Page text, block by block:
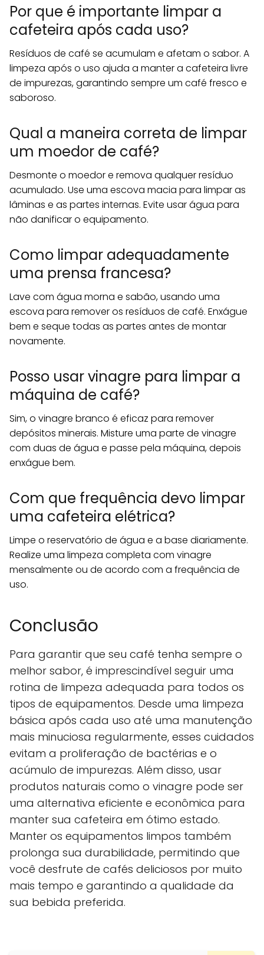
Por que é importante limpar a
cafeteira após cada uso?
Resíduos de café se acumulam e afetam o sabor. A
limpeza após o uso ajuda a manter a cafeteira livre
de impurezas, garantindo sempre um café fresco e
saboroso.
Qual a maneira correta de limpar
um moedor de café?
Desmonte o moedor e remova qualquer resíduo
acumulado. Use uma escova macia para limpar as
lâminas e as partes internas. Evite usar água para
não danificar o equipamento.
Como limpar adequadamente
uma prensa francesa?
Lave com água morna e sabão, usando uma
escova para remover os resíduos de café. Enxágue
bem e seque todas as partes antes de montar
novamente.
Posso usar vinagre para limpar a
máquina de café?
Sim, o vinagre branco é eficaz para remover
depósitos minerais. Misture uma parte de vinagre
com duas de água e passe pela máquina, depois
enxágue bem.
Com que frequência devo limpar
uma cafeteira elétrica?
Limpe o reservatório de água e a base diariamente.
Realize uma limpeza completa com vinagre
mensalmente ou de acordo com a frequência de
uso.
Conclusão
Para garantir que seu café tenha sempre o
melhor sabor, é imprescindível seguir uma
rotina de limpeza adequada para todos os
tipos de equipamentos. Desde uma limpeza
básica após cada uso até uma manutenção
mais minuciosa regularmente, esses cuidados
evitam a proliferação de bactérias e o
acúmulo de impurezas. Além disso, usar
produtos naturais como o vinagre pode ser
uma alternativa eficiente e econômica para
manter sua cafeteira em ótimo estado.
Manter os equipamentos limpos também
prolonga sua durabilidade, permitindo que
você desfrute de cafés deliciosos por muito
mais tempo e garantindo a qualidade da
sua bebida preferida.